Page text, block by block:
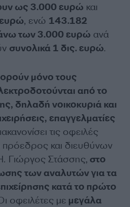
ως 3.000 ευρώ και
, ενώ 143.182
των 3.000 ευρώ ανά
συνολικά 1 δις. ευρώ.
μόνο τους
από το
δηλαδή νοικοκυριά και
επαγγελματίες
τις οφειλές
και διευθύνων
Γιώργος Στάσσης, στο
των αναλυτών για τα
κατά το πρώτο
οφειλέτες με μεγάλα